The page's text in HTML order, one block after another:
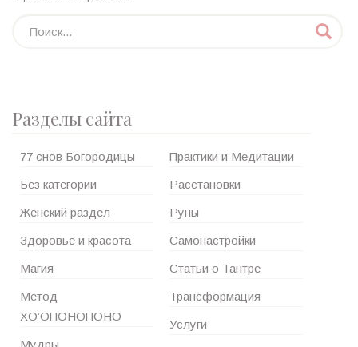
Разделы сайта
77 снов Богородицы
Без категории
Женский раздел
Здоровье и красота
Магия
Метод
ХО’ОПОНОПОНО
Мудры
Практики и Медитации
Расстановки
Руны
Самонастройки
Статьи о Тантре
Трансформация
Услуги